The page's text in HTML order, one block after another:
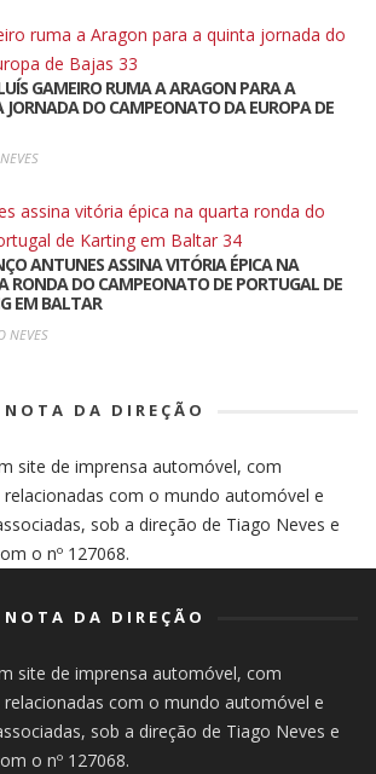
GAMEIRO RUMA A ARAGON PARA A
JORNADA DO CAMPEONATO DA EUROPA DE
ANTUNES ASSINA VITÓRIA ÉPICA NA
RONDA DO CAMPEONATO DE PORTUGAL DE
EM BALTAR
NEVES
NOTA DA DIREÇÃO
site de imprensa automóvel, com
relacionadas com o mundo automóvel e
sob a direção de Tiago Neves e
o nº 127068.
NOTA DA DIREÇÃO
site de imprensa automóvel, com
relacionadas com o mundo automóvel e
sob a direção de Tiago Neves e
o nº 127068.